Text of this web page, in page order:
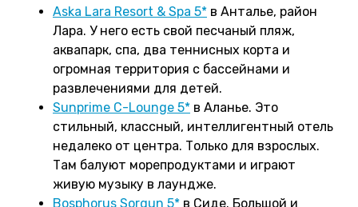
Aska Lara Resort & Spa 5* в Анталье, район
Лара. У него есть свой песчаный пляж,
аквапарк, спа, два теннисных корта и
огромная территория с бассейнами и
развлечениями для детей.
Sunprime C-Lounge 5* в Аланье. Это
стильный, классный, интеллигентный отель
недалеко от центра. Только для взрослых.
Там балуют морепродуктами и играют
живую музыку в лаундже.
Bosphorus Sorgun 5* в Сиде. Большой и